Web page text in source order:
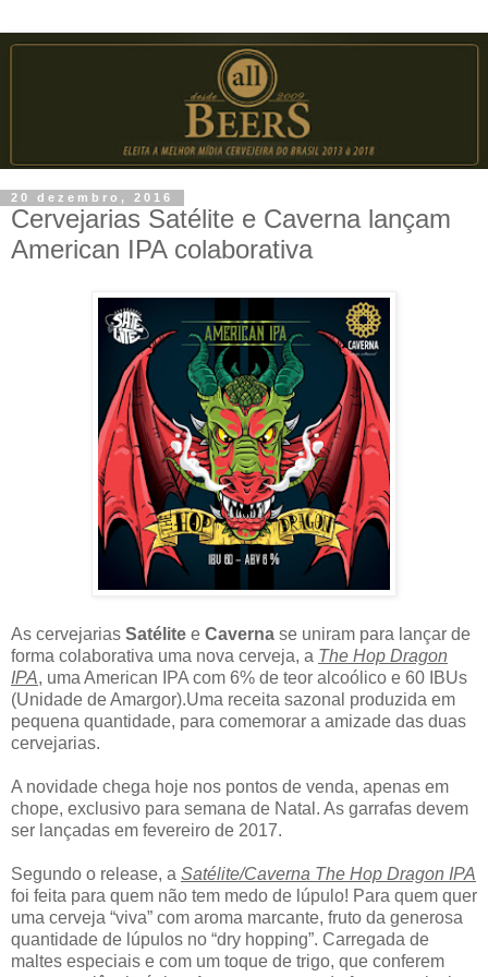
20 dezembro, 2016
Cervejarias Satélite e Caverna lançam
American IPA colaborativa
As cervejarias Satélite e Caverna se uniram para lançar de
forma colaborativa uma nova cerveja, a The Hop Dragon
IPA, uma American IPA com 6% de teor alcoólico e 60 IBUs
(Unidade de Amargor).Uma receita sazonal produzida em
pequena quantidade, para comemorar a amizade das duas
cervejarias.
A novidade chega hoje nos pontos de venda, apenas em
chope, exclusivo para semana de Natal. As garrafas devem
ser lançadas em fevereiro de 2017.
Segundo o release, a Satélite/Caverna The Hop Dragon IPA
foi feita para quem não tem medo de lúpulo! Para quem quer
uma cerveja “viva” com aroma marcante, fruto da generosa
quantidade de lúpulos no “dry hopping”. Carregada de
maltes especiais e com um toque de trigo, que conferem